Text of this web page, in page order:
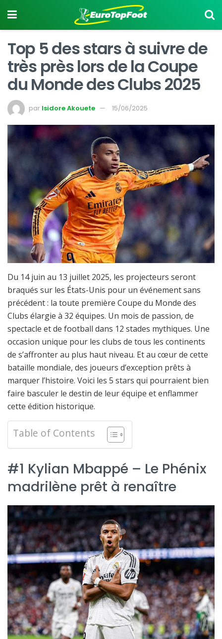
Top 5 des stars à suivre de
très près lors de la Coupe
du Monde des Clubs 2025
par Isidore Akouete 15/06/2025
Du 14 juin au 13 juillet 2025, les projecteurs seront
braqués sur les États-Unis pour un événement sans
précédent : la toute première Coupe du Monde des
Clubs élargie à 32 équipes. Un mois de passion, de
spectacle et de football dans 12 stades mythiques. Une
occasion unique pour les clubs de tous les continents
de s’affronter au plus haut niveau. Et au cœur de cette
bataille mondiale, des joueurs d’exception prêts à
marquer l’histoire. Voici les 5 stars qui pourraient bien
faire basculer le destin de leur équipe et enflammer
cette édition historique.
Table of Contents
#1 Kylian Mbappé – Le Phénix
madrilène prêt à renaître